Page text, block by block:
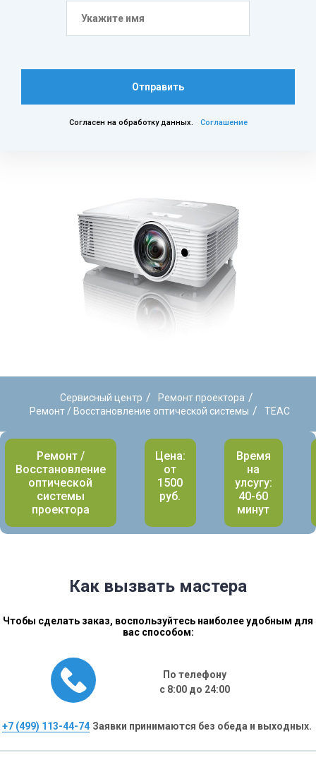
Отправить
Согласен на обработку данных. Соглашение
Сервисный центр / Ремонт проектора /
Ремонт / Восстановление оптической системы / TEAC
Ремонт /
Восстановление
оптической
системы
проектора
Цена:
от
1500
руб.
Время
на
улсугу:
40-60
минут
Как вызвать мастера
Чтобы сделать заказ, воспользуйтесь наиболее удобным для
вас способом:
По телефону
с 8:00 до 24:00
+7 (499) 113-44-74 Заявки принимаются без обеда и выходных.